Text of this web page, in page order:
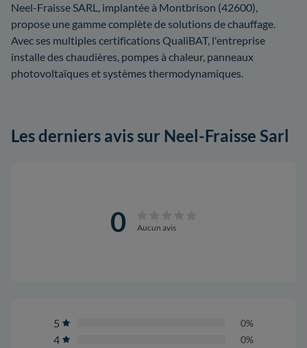
Neel-Fraisse SARL, implantée à Montbrison (42600),
propose une gamme complète de solutions de chauffage.
Avec ses multiples certifications QualiBAT, l'entreprise
installe des chaudières, pompes à chaleur, panneaux
photovoltaïques et systèmes thermodynamiques.
Les derniers avis sur Neel-Fraisse Sarl
0 Aucun avis
5 0%
4 0%